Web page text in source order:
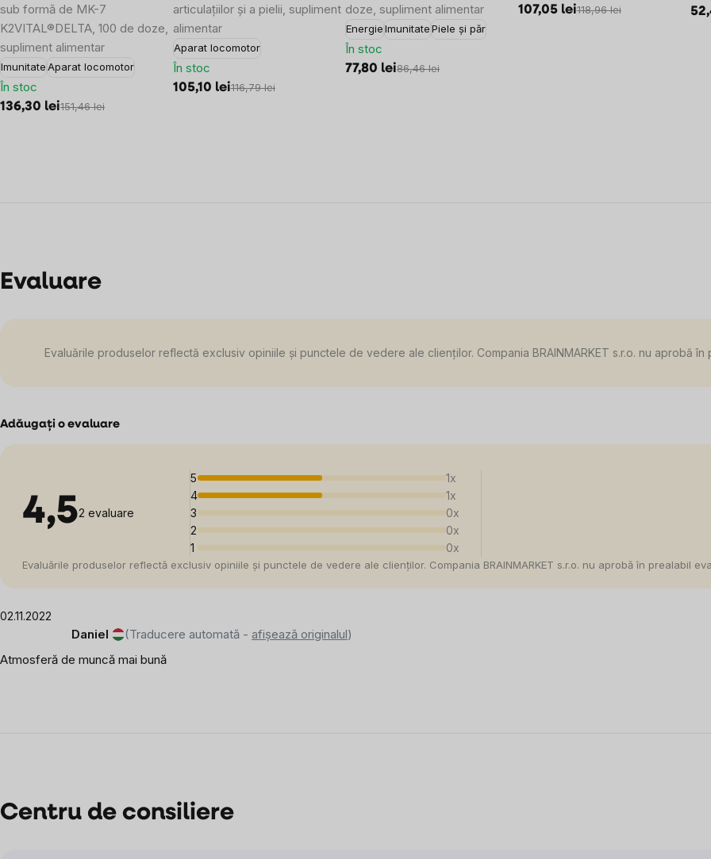
sub formă de MK-7
K2VITAL®DELTA, 100 de doze,
supliment alimentar
ImunitateAparat locomotor
În stoc
136,30 lei151,46 lei
articulațiilor și a pielii, supliment
alimentar
Aparat locomotor
În stoc
105,10 lei116,79 lei
doze, supliment alimentar
EnergieImunitatePiele și păr
În stoc
77,80 lei86,46 lei
107,05 lei118,96 lei
Evaluare
Evaluările produselor reflectă exclusiv opiniile și punctele de vedere ale clienților. Compania BRAINMARKET s.r.o. nu aprobă
Adăugaţi o evaluare
4,52 evaluare
5
1x
4
1x
3
0x
2
0x
1
0x
Evaluările produselor reflectă exclusiv opiniile și punctele de vedere ale clienților. Compania BRAINMARKET s.r.o. nu aprobă în prealabil
02.11.2022
Daniel (Traducere automată - afișează originalul)
Atmosferă de muncă mai bună
Centru de consiliere